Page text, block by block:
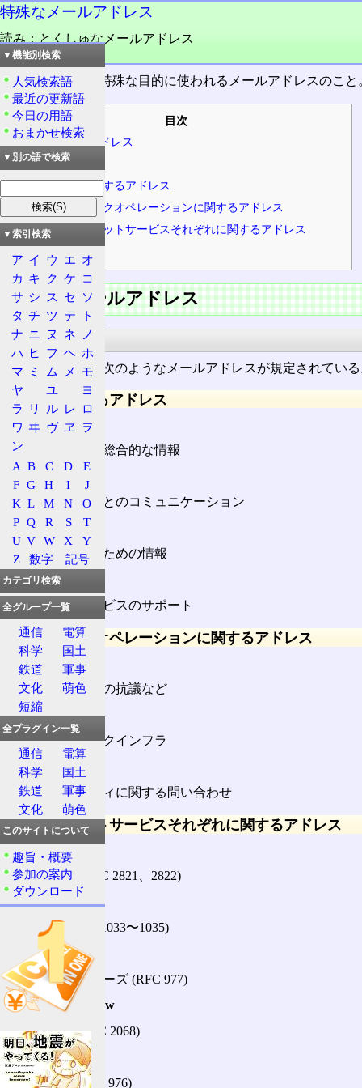
特殊なメールアドレス
読み：とくしゅなメールアドレス
品詞：名詞
電子メール で、特殊な目的に使われるメールアドレスのこと
目次
特殊なメールアドレス
RFC 2142
商取引に関するアドレス
ネットワークオペレーションに関するアドレス
インターネットサービスそれぞれに関するアドレス
特殊なメールアドレス
RFC 2142
RFC 2142では、次のようなメールアドレスが規定されてい
商取引に関するアドレス
info
組織などの総合的な情報
取り引き先とのコミュニケーション
sales
製品を買うための情報
support
製品やサービスのサポート
ネットワークオペレーションに関するアドレス
abuse
迷惑行為への抗議など
noc
ネットワークインフラ
security
セキュリティに関する問い合わせ
インターネットサービスそれぞれに関するアドレス
postmaster
メール (RFC 2821、2822)
hostmaster
DNS (RFC 1033〜1035)
usenet、news
ネットニューズ (RFC 977)
webmaster、www
WWW (RFC 2068)
uucp
UUCP (RFC 976)
▼機能別検索
人気検索語
最近の更新語
今日の用語
おまかせ検索
▼別の語で検索
▼索引検索
ア イ ウ エ オ
カ キ ク ケ コ
サ シ ス セ ソ
タ チ ツ テ
ト
ナ ニ ヌ ネ
ノ
ハ ヒ フ ヘ ホ
マ ミ ム メ
モ
ヤ
ユ
ヨ
ラ
リ ル レ ロ
ワ ヰ ヴ ヱ
ヲ
ン
A B C D
E
F G H I
J
K L M N
O
P Q R S
T
U V W X
Y
Z
数字 記号
カテゴリ検索
全グループ一覧
通信
電算
科学
国土
鉄道
軍事
文化
萌色
短縮
全プラグイン一覧
通信
電算
科学
国土
鉄道
軍事
文化
萌色
このサイトについて
趣旨・概要
参加の案内
ダウンロード